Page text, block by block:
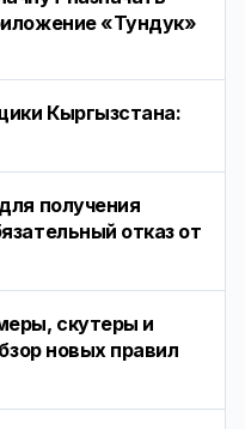
«Тундук»
Кыргызстана:
получения
отказ от
скутеры и
новых правил